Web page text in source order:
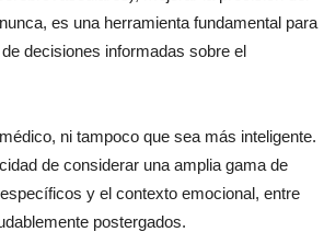
es una herramienta fundamental para
decisiones informadas sobre el
ni tampoco que sea más inteligente.
de considerar una amplia gama de
y el contexto emocional, entre
postergados.